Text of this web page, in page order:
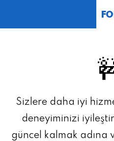
Sizlere daha iyi
deneyiminizi
güncel kalmak adına